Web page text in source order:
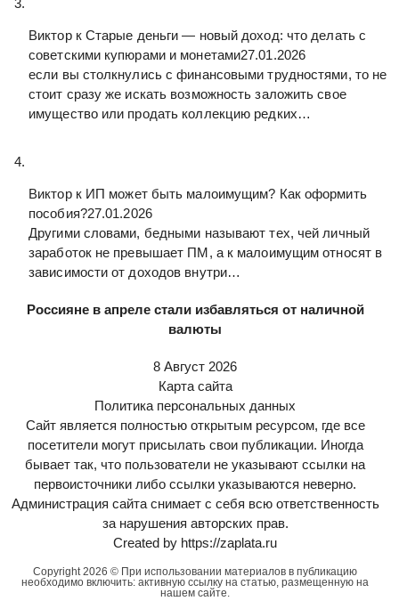
Виктор к Старые деньги — новый доход: что делать с
советскими купюрами и монетами27.01.2026
если вы столкнулись с финансовыми трудностями, то не
стоит сразу же искать возможность заложить свое
имущество или продать коллекцию редких…
Виктор к ИП может быть малоимущим? Как оформить
пособия?27.01.2026
Другими словами, бедными называют тех, чей личный
заработок не превышает ПМ, а к малоимущим относят в
зависимости от доходов внутри…
Россияне в апреле стали избавляться от наличной
валюты
8 Август 2026
Карта сайта
Политика персональных данных
Сайт является полностью открытым ресурсом, где все
посетители могут присылать свои публикации. Иногда
бывает так, что пользователи не указывают ссылки на
первоисточники либо ссылки указываются неверно.
Администрация сайта снимает с себя всю ответственность
за нарушения авторских прав.
Created by https://zaplata.ru
Copyright 2026 © При использовании материалов в публикацию
необходимо включить: активную ссылку на статью, размещенную на
нашем сайте.